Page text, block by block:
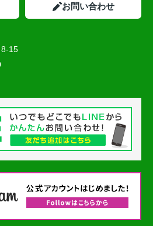
お問い合わせ
15